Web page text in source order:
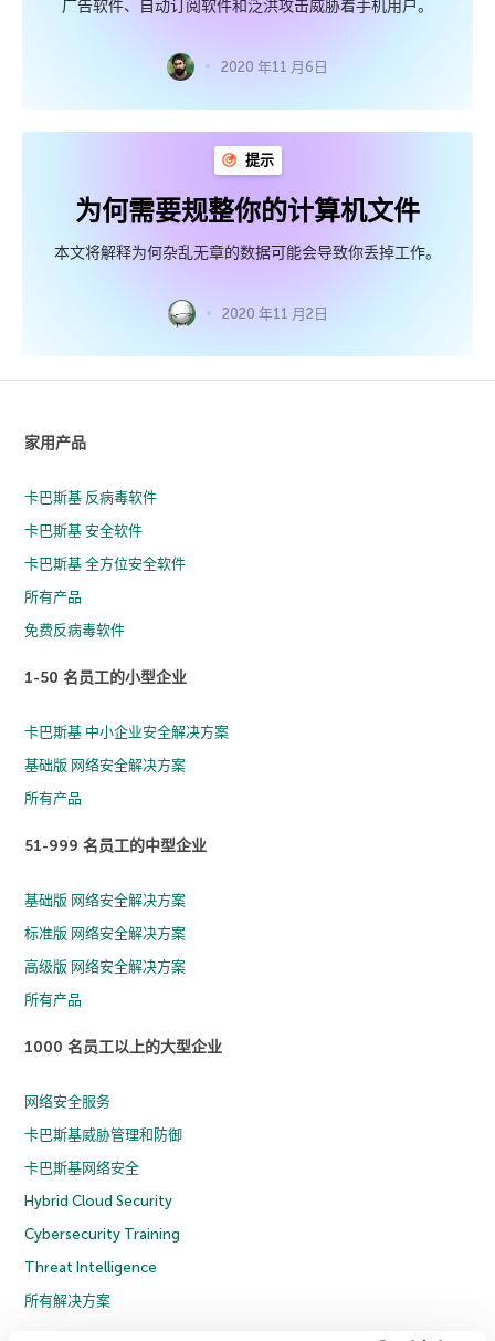
广告软件、自动订阅软件和泛洪攻击威胁着手机用户。
2020 年11 月6日
提示
为何需要规整你的计算机文件
本文将解释为何杂乱无章的数据可能会导致你丢掉工作。
2020 年11 月2日
家用产品
卡巴斯基 反病毒软件
卡巴斯基 安全软件
卡巴斯基 全方位安全软件
所有产品
免费反病毒软件
1-50 名员工的小型企业
卡巴斯基 中小企业安全解决方案
基础版 网络安全解决方案
所有产品
51-999 名员工的中型企业
基础版 网络安全解决方案
标准版 网络安全解决方案
高级版 网络安全解决方案
所有产品
1000 名员工以上的大型企业
网络安全服务
卡巴斯基威胁管理和防御
卡巴斯基网络安全
Hybrid Cloud Security
Cybersecurity Training
Threat Intelligence
所有解决方案